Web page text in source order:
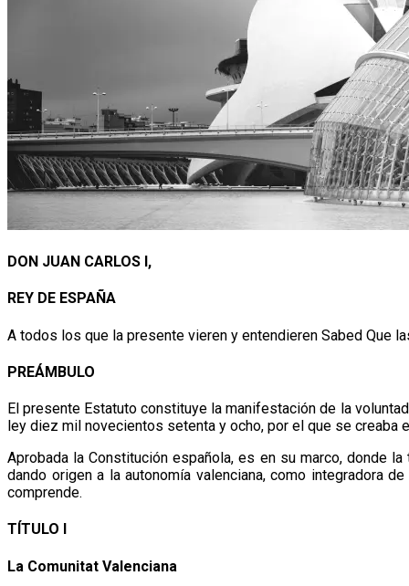
DON JUAN CARLOS I,
REY DE ESPAÑA
A todos los que la presente vieren y entendieren Sabed Que
PREÁMBULO
El presente Estatuto constituye la manifestación de la
ley diez mil novecientos setenta y ocho, por el que se creaba
Aprobada la Constitución española, es en su marco, donde
dando origen a la autonomía valenciana, como integradora
comprende.
TÍTULO I
La Comunitat Valenciana